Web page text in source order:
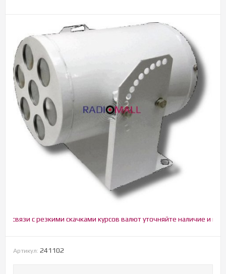
с резкими скачками курсов валют уточняйте наличие и цену!
Артикул: 241102